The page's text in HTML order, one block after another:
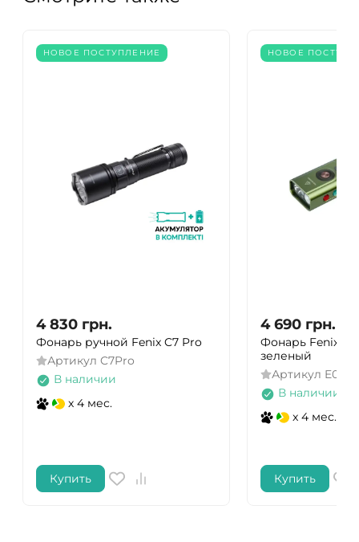
НОВОЕ ПОСТУПЛЕНИЕ
4 830 грн.
Фонарь ручной Fenix ​​C7 Pro
Артикул C7Pro
В наличии
x 4 мес.
Купить
НОВОЕ
4 690 грн.
Фонарь Fenix
зеленый
Артикул
В наличии
x 4 мес.
Купить